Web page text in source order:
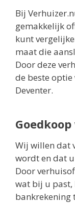
Bij
gemakkelijk
kunt
maat die
Door deze
de beste
Deventer.
Wij willen dat
wordt en dat
Door
wat bij u past,
bankrekening